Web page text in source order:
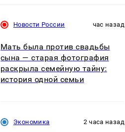
Новости России час назад
Мать была против свадьбы
сына — старая фотография
раскрыла семейную тайну:
история одной семьи
Экономика 2 часа назад